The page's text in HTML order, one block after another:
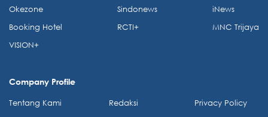
Okezone
Booking Hotel
VISION+
Sindonews
RCTI+
iNews
MNC Trijaya
Company Profile
Tentang Kami
Redaksi
Privacy Policy